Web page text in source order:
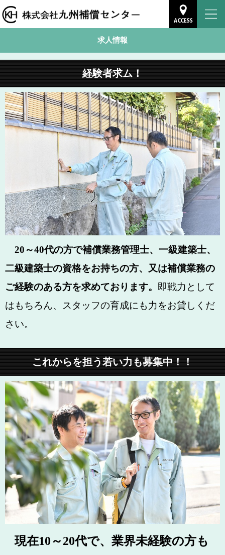
求人情報
経験者求ム！
20～40代の方で補償業務管理士、一級建築士、
二級建築士の資格をお持ちの方、又は補償業務の
ご経験のある方を求めております。 即戦力として
はもちろん、スタッフの育成にも力をお貸しくだ
さい。
これからを担う若い力も募集中！！
現在10～20代で、業界未経験の方も